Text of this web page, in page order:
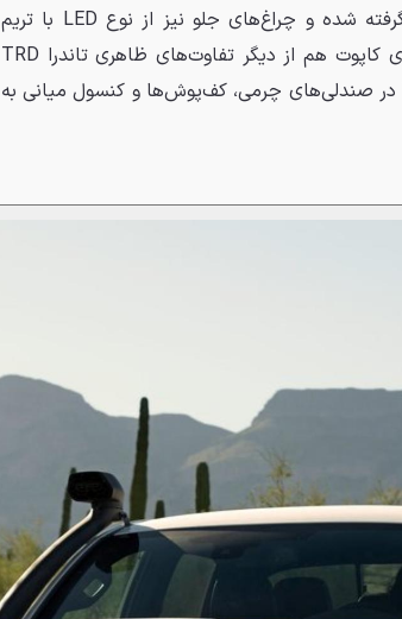
خودرو نیز چراغ‌های مه شکن جدیدی در نظر گرفته شده و چراغ‌های جلو نیز از نوع LED با تریم
مشکی‌رنگ هستند. جلوپنجرهٔ جدید و دریچهٔ روی کاپوت هم از دیگر تفاوت‌های ظاهری تاندرا TRD
Pro است. کابین این خودرو نیز با آرم TRD Pro در صندلی‌های چرمی، کف‌پوش‌ها و کنسول میانی به